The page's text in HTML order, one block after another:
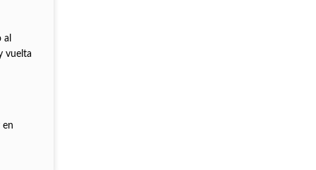
vuelta
en